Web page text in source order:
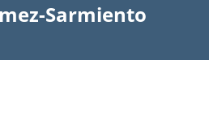
Sarmiento